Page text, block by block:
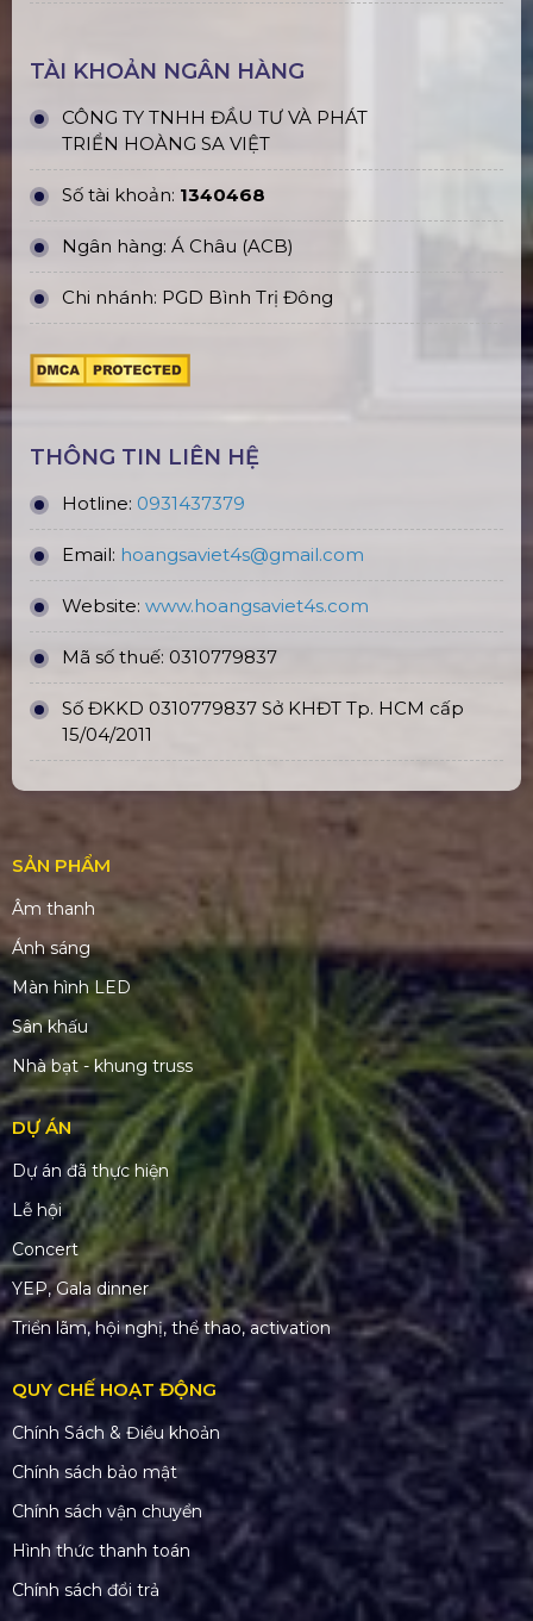
TÀI KHOẢN NGÂN HÀNG
CÔNG TY TNHH ĐẦU TƯ VÀ PHÁT
TRIỂN HOÀNG SA VIỆT
Số tài khoản: 1340468
Ngân hàng: Á Châu (ACB)
Chi nhánh: PGD Bình Trị Đông
THÔNG TIN LIÊN HỆ
Hotline: 0931437379
Email: hoangsaviet4s@gmail.com
Website: www.hoangsaviet4s.com
Mã số thuế: 0310779837
Số ĐKKD 0310779837 Sở KHĐT Tp. HCM cấp
15/04/2011
SẢN PHẨM
Âm thanh
Ánh sáng
Màn hình LED
Sân khấu
Nhà bạt - khung truss
DỰ ÁN
Dự án đã thực hiện
Lễ hội
Concert
YEP, Gala dinner
Triển lãm, hội nghị, thể thao, activation
QUY CHẾ HOẠT ĐỘNG
Chính Sách & Điều khoản
Chính sách bảo mật
Chính sách vận chuyển
Hình thức thanh toán
Chính sách đổi trả